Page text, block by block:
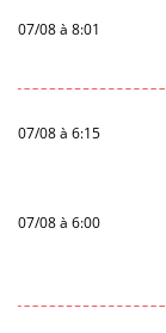
07/08 à 8:01
07/08 à 6:15
07/08 à 6:00